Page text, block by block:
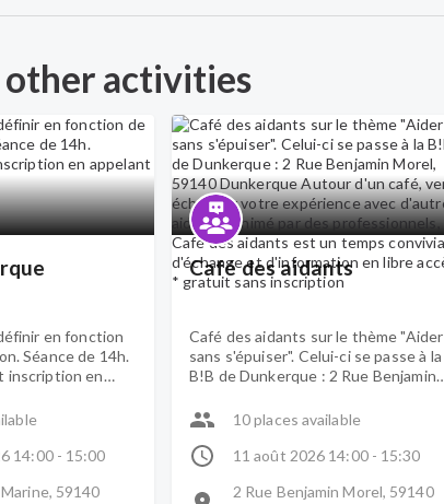
other activities
en fonction
Séance de 14h.
inscription en
14:00 - 15:00
59140
Café des aidants
Café des aidants sur le thème "Aider
sans s'épuiser". Celui-ci se passe à la
B!B de Dunkerque : 2 Rue Benjamin
d'un café, venez échanger votre
Animé par des professionnels, le
convivial d'échange et d'information
10 places available
11 août 2026 14:00 - 15:30
2 Rue Benjamin Morel, 59140